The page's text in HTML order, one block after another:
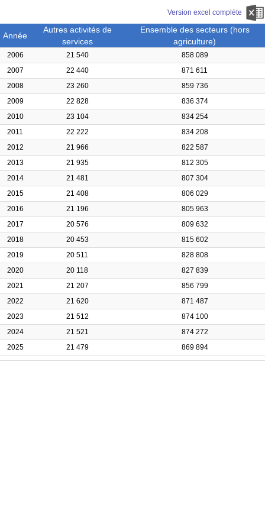
Version excel complète
Année
Autres activités de
services
Ensemble des secteurs (hors
agriculture)
2006 21 540
858 089
2007
22 440
871 611
2008
23 260
859 736
2009
22 828
836 374
2010
23 104
834 254
2011
22 222
834 208
2012
21 966
822 587
2013
21 935
812 305
2014
21 481
807 304
2015
21 408
806 029
2016
21 196
805 963
2017
20 576
809 632
2018
20 453
815 602
2019
20 511
828 808
2020
20 118
827 839
2021
21 207
856 799
2022
21 620
871 487
2023
21 512
874 100
2024
21 521
874 272
2025
21 479 869 894